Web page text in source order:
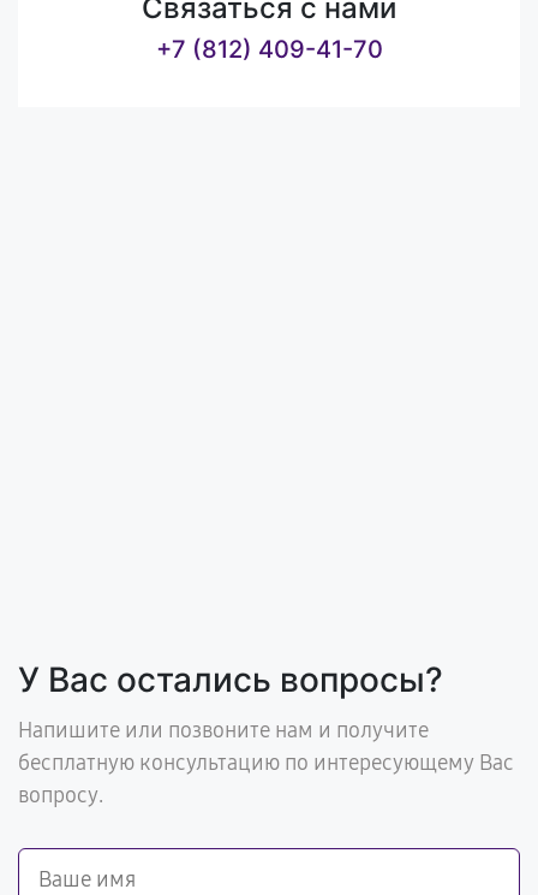
Связаться с нами
+7 (812) 409-41-70
У Вас остались вопросы?
Напишите или позвоните нам и получите
бесплатную консультацию по интересующему Вас
вопросу.